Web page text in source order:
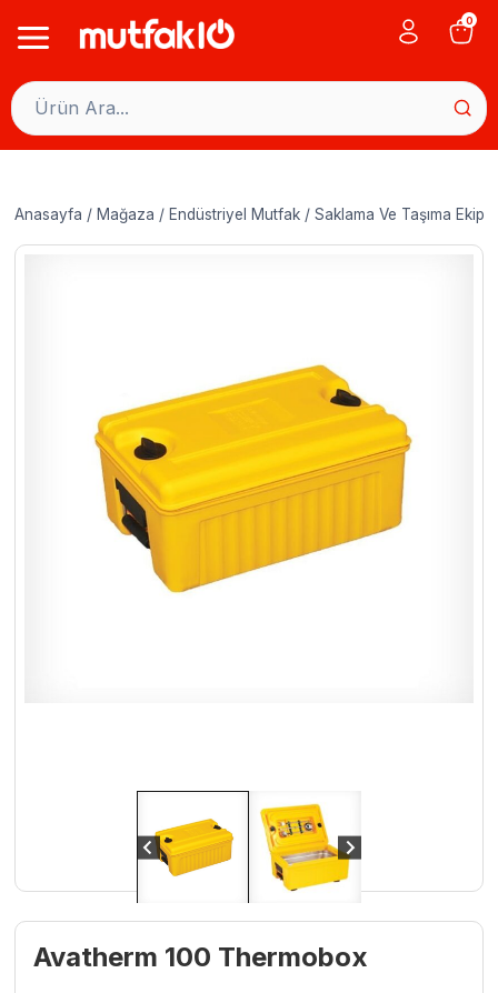
0
Anasayfa / Mağaza / Endüstriyel Mutfak / Saklama Ve Taşıma
Avatherm 100 Thermobox